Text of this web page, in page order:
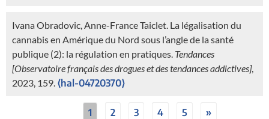
Ivana Obradovic, Anne-France Taiclet. La légalisation du
cannabis en Amérique du Nord sous l’angle de la santé
publique (2): la régulation en pratiques. Tendances
[Observatoire français des drogues et des tendances addictives],
2023, 159. ⟨hal-04720370⟩
1 2 3 4 5 »